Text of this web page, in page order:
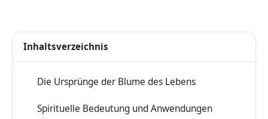
Inhaltsverzeichnis
Die Ursprünge der Blume des Lebens
Spirituelle Bedeutung und Anwendungen